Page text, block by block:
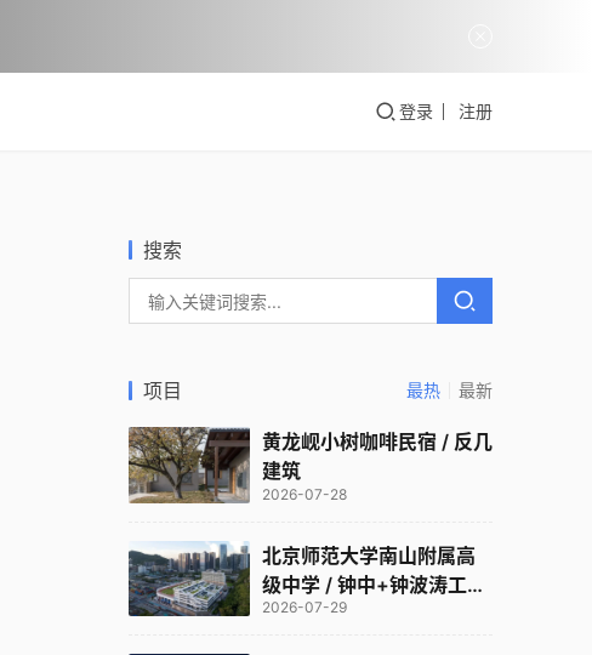
登录 注册
搜索
项目 最热 最新
黄龙岘小树咖啡民宿 / 反几
建筑
2026-07-28
北京师范大学南山附属高
级中学 / 钟中+钟波涛工作
室
2026-07-29